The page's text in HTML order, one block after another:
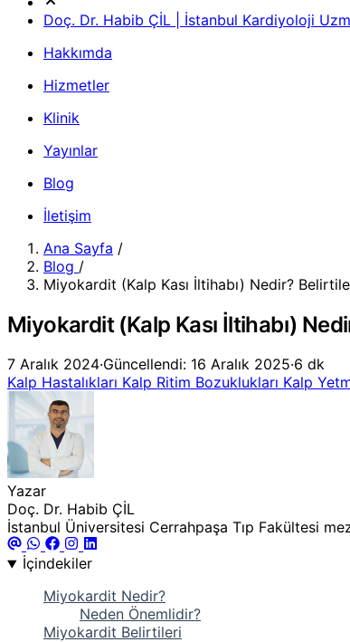
Doç. Dr. Habib ÇİL | İstanbul Kardiyoloji
Hakkımda
Hizmetler
Klinik
Yayınlar
Blog
İletişim
Ana Sayfa /
Blog /
Miyokardit (Kalp Kası İltihabı) Nedir?
Miyokardit (Kalp Kası İltihabı)
7 Aralık 2024·Güncellendi: 16 Aralık 2025·6 dk
Kalp Hastalıkları Kalp Ritim Bozuklukları Kalp
Yazar
Doç. Dr. Habib ÇİL
İstanbul Üniversitesi Cerrahpaşa Tıp Fakültesi
İçindekiler
Miyokardit Nedir?
Neden Önemlidir?
Miyokardit Belirtileri